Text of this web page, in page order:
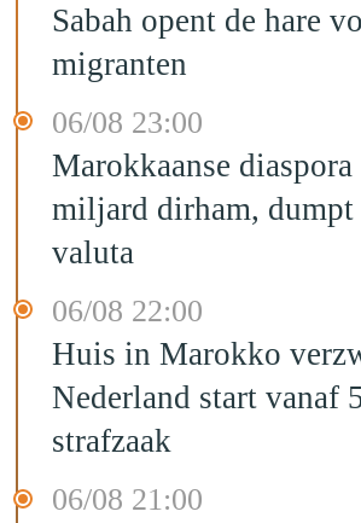
Sabah opent de hare
migranten
06/08 23:00
Marokkaanse
miljard dirham, dumpt
valuta
06/08 22:00
Huis in Marokko
Nederland start vanaf
strafzaak
06/08 21:00